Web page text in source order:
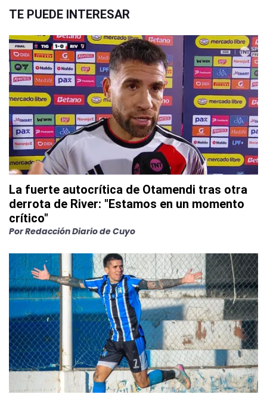
TE PUEDE INTERESAR
La fuerte autocrítica de Otamendi tras otra
derrota de River: "Estamos en un momento
crítico"
PorRedacción Diario de Cuyo